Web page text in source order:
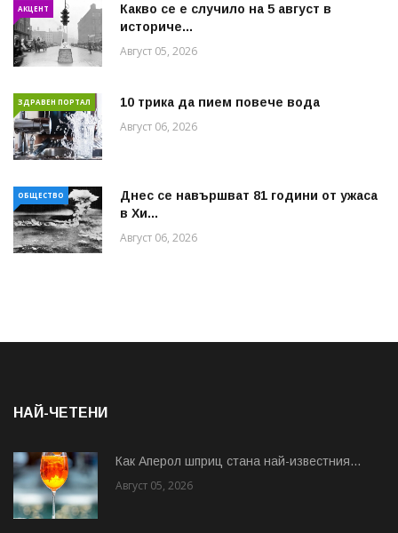
АКЦЕНТ
Какво се е случило на 5 август в
историче...
Август 05, 2026
ЗДРАВЕН ПОРТАЛ 10 трика да пием повече вода
Август 06, 2026
ОБЩЕСТВО
Днес се навършват 81 години от ужаса
в Хи...
Август 06, 2026
НАЙ-ЧЕТЕНИ
Как Аперол шприц стана най-известния...
Август 05, 2026